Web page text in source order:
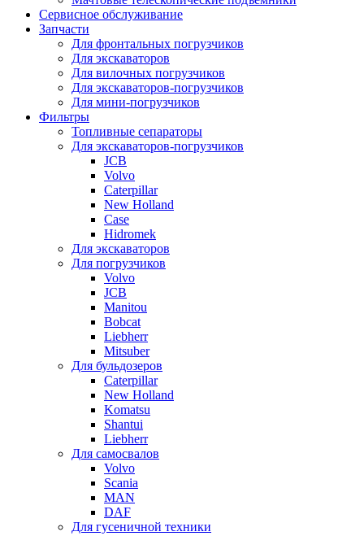
Сервисное обслуживание
Запчасти
Для фронтальных погрузчиков
Для экскаваторов
Для вилочных погрузчиков
Для экскаваторов-погрузчиков
Для мини-погрузчиков
Фильтры
Топливные сепараторы
Для экскаваторов-погрузчиков
JCB
Volvo
Caterpillar
New Holland
Case
Hidromek
Для экскаваторов
Для погрузчиков
Volvo
JCB
Manitou
Bobcat
Liebherr
Mitsuber
Для бульдозеров
Caterpillar
New Holland
Komatsu
Shantui
Liebherr
Для самосвалов
Volvo
Scania
MAN
DAF
Для гусеничной техники